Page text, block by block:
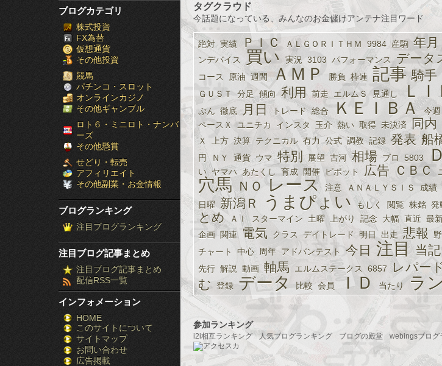
け
ア
ン
テ
ナ
［ブ
ロ
グ
ラ
ン
キ
ン
グ］-
株
FX
競
ブログカテゴリ
株式投資
FX為替
仮想通貨
その他投資
競馬
パチンコ・スロット
オンラインカジノ
その他ギャンブル
ロト６・ミニロト・ナンバ
ーズ
その他懸賞
せどり・転売
アフィリエイト
その他副業・お金情報
ブログランキング
注目ブログランキング
注目ブログ記事まとめ
注目ブログ記事まとめ
配信RSS一覧
インフォメーション
HOME
このサイトについて
サイトマップ
お問い合わせ
広告掲載
タグクラウド
今話題になっている、みんなのお金儲けアンテナ注目ワード
絶対 実績 ＰＩＣ ＡＬＧＯＲＩＴＨＭ 9984 産駒 年月
ンデバイス
買い 実況 3103 パフォーマンス データ
コース
原油 週間 ＡＭＰ 勝負 枠連 記事 騎手
ＧＵＳＴ
分足 傾向 利用 前走 エルムＳ 見通し ＬＩ
ぷん 徹底 月日 トレード 総合 ＫＥＩＢＡ 今週
ペースＸ
ユニチカ インスタ 玉介 熱い 取得 未決済 同内
Ｘ
上方 決算 テクニカル 有力 公式 調教 記録 発表 船
円
ＮＹ 通貨 ウマ 特別 展望 古河 相場 ブロ 5803
い ヤマハ あたくし 育成 開催 ピポット 広告 ＣＢＣ
穴馬 ＮＯ レース 注意 ＡＮＡＬＹＳＩＳ 成績
日曜 新潟Ｒ うまぴょい もしく 閲覧 株銘 発
とめ
ＡＩ スターマイン 土曜 上がり 記念 大幅 直近 最
企画 関連 電気 クラス デイトレード 明日 出走 悲報
チャート 中心 周年 アドバンテスト 今日 注目 当記
先行 解説 動画 軸馬 エルムステークス 6857 レパー
む 登録 データ 比較 会員 ＩＤ 当たり ラ
参加ランキング
i2i相互ランキング 人気ブログランキング ブログの殿堂 webingsブログ